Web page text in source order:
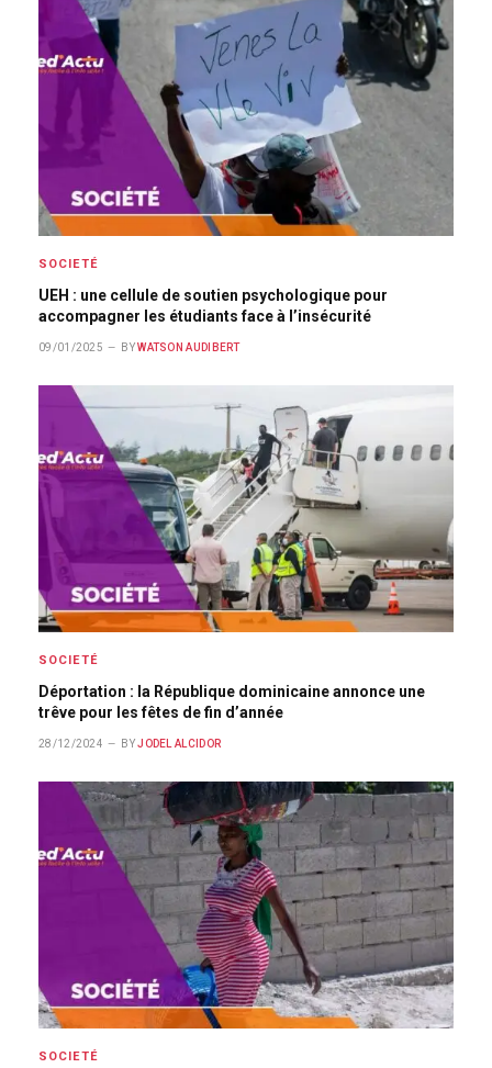
SOCIETÉ
UEH : une cellule de soutien psychologique pour
accompagner les étudiants face à l’insécurité
09/01/2025 BY WATSON AUDIBERT
SOCIETÉ
Déportation : la République dominicaine annonce une
trêve pour les fêtes de fin d’année
28/12/2024 BY JODEL ALCIDOR
SOCIETÉ